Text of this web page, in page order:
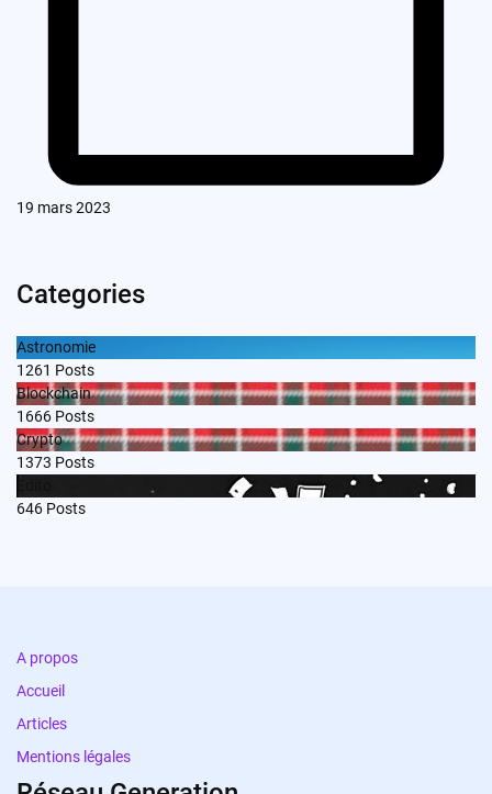
19 mars 2023
Categories
Astronomie
1261 Posts
Blockchain
1666 Posts
Crypto
1373 Posts
646 Posts
A propos
Accueil
Articles
Mentions légales